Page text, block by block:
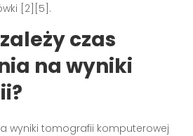
[2][5] .
czas
na wyniki
wyniki tomografii komputerowej